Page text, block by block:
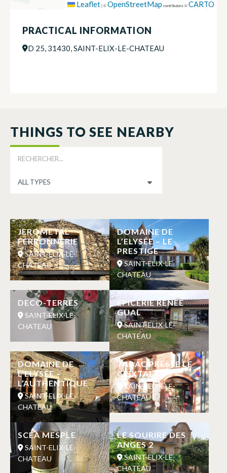
Leaflet|©OpenStreetMap contributors ©CARTO
PRACTICAL INFORMATION
D 25, 31430, SAINT-ELIX-LE-CHATEAU
THINGS TO SEE NEARBY
JEROMETAL
FERRONNERIE
SAINT-ELIX-LE-
CHATEAU
DOMAINE DE
L’ELYSÉE – LE
PRESTIGE
SAINT-ELIX-LE-
CHATEAU
DECO-TERRES
SAINT-ELIX-LE-
CHATEAU
EPICERIE RENEE
GUAL
SAINT-ELIX-LE-
CHATEAU
DOMAINE DE
L’ELYSÉE –
L’AUTHENTIQUE
SAINT-ELIX-LE-
CHATEAU
TABAC PRESSE LE
CRIXTAL
SAINT-ELIX-LE-
CHATEAU
SCEA MESPLE
SAINT-ELIX-LE-
CHATEAU
LE SOURIRE DES
ANGES 2
SAINT-ELIX-LE-
CHATEAU